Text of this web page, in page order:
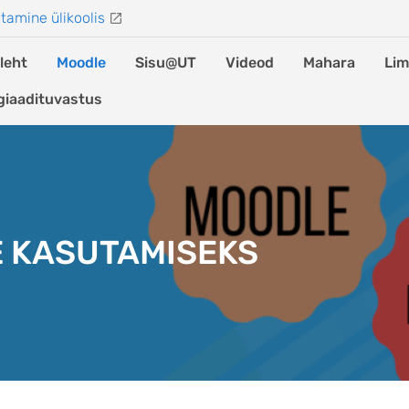
ülikoolis
Moodle Sisu@UT Videod Mahara